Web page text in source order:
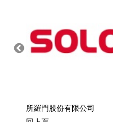
所羅門股份有限公司